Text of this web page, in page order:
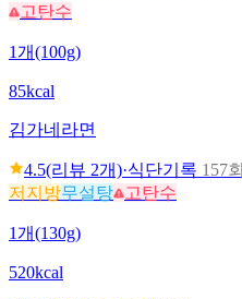
고탄수
1개(100g)
85kcal
김가네 라면
4.5(리뷰 2개)·식단기록 157회
저지방무설탕 고탄수
1개(130g)
520kcal